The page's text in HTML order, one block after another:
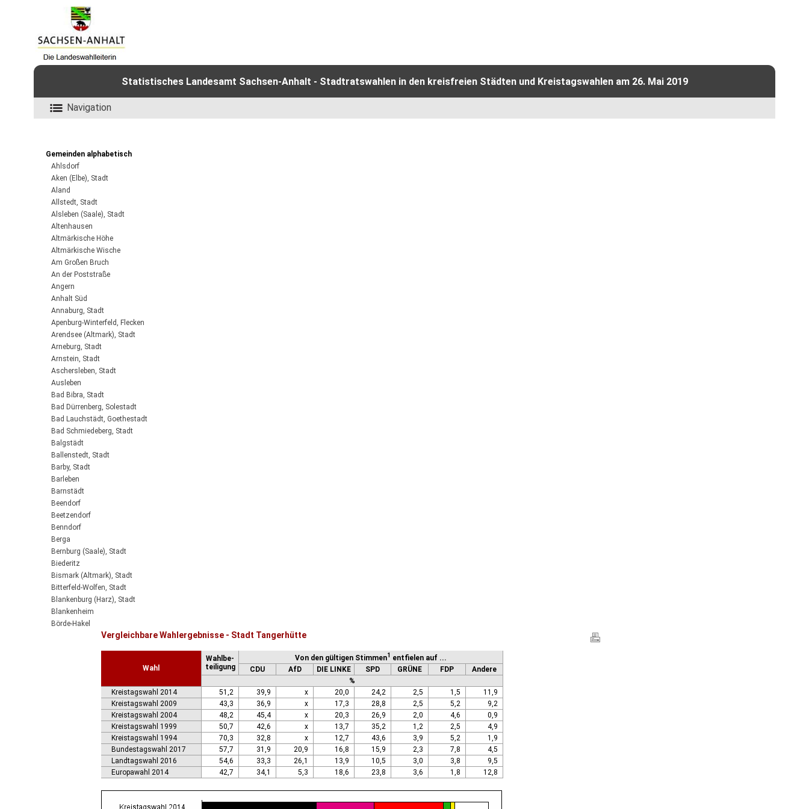
Statistisches Landesamt Sachsen-Anhalt - Stadtratswahlen in den kreisfreien Städten und Kreistagswahlen am 26. Mai 2019
Navigation
Gemeinden alphabetisch
Ahlsdorf
Aken (Elbe), Stadt
Aland
Allstedt, Stadt
Alsleben (Saale), Stadt
Altenhausen
Altmärkische Höhe
Altmärkische Wische
Am Großen Bruch
An der Poststraße
Angern
Anhalt Süd
Annaburg, Stadt
Apenburg-Winterfeld, Flecken
Arendsee (Altmark), Stadt
Arneburg, Stadt
Arnstein, Stadt
Aschersleben, Stadt
Ausleben
Bad Bibra, Stadt
Bad Dürrenberg, Solestadt
Bad Lauchstädt, Goethestadt
Bad Schmiedeberg, Stadt
Balgstädt
Ballenstedt, Stadt
Barby, Stadt
Barleben
Barnstädt
Beendorf
Beetzendorf
Benndorf
Berga
Bernburg (Saale), Stadt
Biederitz
Bismark (Altmark), Stadt
Bitterfeld-Wolfen, Stadt
Blankenburg (Harz), Stadt
Blankenheim
Börde-Hakel
Brücken-Hackpfüffel
Calbe (Saale), Stadt
Coswig (Anhalt), Stadt
Dessau-Roßlau, Stadt
Vergleichbare Wahlergebnisse - Stadt Tangerhütte
Wahl
Wahlbe-
teiligung
Von den gültigen Stimmen1 entfielen auf ...
CDU
AfD DIE LINKE SPD GRÜNE FDP
Andere
%
Kreistagswahl 2014
51,2 39,9 x 20,0 24,2 2,5 1,5
11,9
Kreistagswahl 2009
43,3 36,9 x 17,3 28,8 2,5 5,2
9,2
Kreistagswahl 2004
48,2 45,4 x 20,3 26,9 2,0 4,6
0,9
Kreistagswahl 1999
50,7 42,6 x 13,7 35,2 1,2 2,5
4,9
Kreistagswahl 1994
70,3 32,8 x 12,7 43,6 3,9 5,2
1,9
Bundestagswahl 2017
57,7 31,9 20,9 16,8 15,9 2,3 7,8
4,5
Landtagswahl 2016
54,6 33,3 26,1 13,9 10,5 3,0 3,8
9,5
Europawahl 2014
42,7 34,1 5,3 18,6 23,8 3,6 1,8 12,8